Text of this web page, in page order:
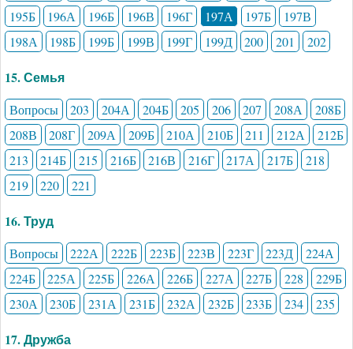
195Б
196А 196Б 196В 196Г 197А 197Б
197В
198А
198Б 199Б 199В 199Г 199Д 200 201 202
15. Семья
Вопросы 203 204А 204Б 205 206 207 208А
208Б
208В
208Г 209А 209Б 210А 210Б 211 212А
212Б
213
214Б 215 216Б 216В 216Г 217А 217Б
218
219
220 221
16. Труд
Вопросы 222А 222Б 223Б 223В 223Г 223Д
224А
224Б
225А 225Б 226А 226Б 227А 227Б 228
229Б
230А
230Б 231А 231Б 232А 232Б 233Б 234 235
17. Дружба